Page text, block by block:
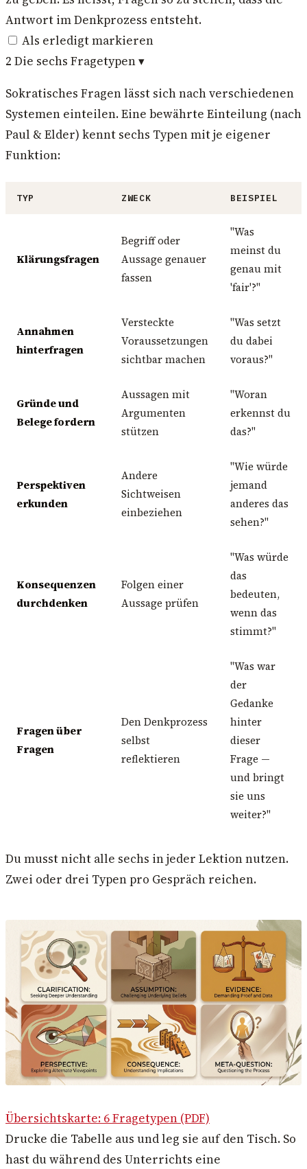
Antwort im Denkprozess entsteht.
Als erledigt markieren
2 Die sechs Fragetypen▾
Sokratisches Fragen lässt sich nach verschiedenen
Systemen einteilen. Eine bewährte Einteilung (nach
Paul & Elder) kennt sechs Typen mit je eigener
Funktion:
TYP ZWECK BEISPIEL
Klärungsfragen
Begriff oder
Aussage genauer
fassen
"Was
meinst du
genau mit
'fair'?"
Annahmen
hinterfragen
Versteckte
Voraussetzungen
sichtbar machen
"Was setzt
du dabei
voraus?"
Gründe und
Belege fordern
Aussagen mit
Argumenten
stützen
"Woran
erkennst du
das?"
Perspektiven
erkunden
Andere
Sichtweisen
einbeziehen
"Wie würde
jemand
anderes das
sehen?"
Konsequenzen
durchdenken
Folgen einer
Aussage prüfen
"Was würde
das
bedeuten,
wenn das
stimmt?"
Fragen über
Fragen
Den Denkprozess
selbst
reflektieren
"Was war
der
Gedanke
hinter
dieser
Frage —
und bringt
sie uns
weiter?"
Du musst nicht alle sechs in jeder Lektion nutzen.
Zwei oder drei Typen pro Gespräch reichen.
Übersichtskarte: 6 Fragetypen (PDF)
Drucke die Tabelle aus und leg sie auf den Tisch. So
hast du während des Unterrichts eine